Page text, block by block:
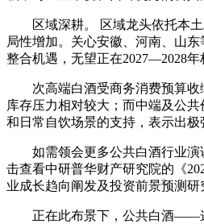
区域深耕。 区域龙头依托本土
局性增加。关心安徽、河南、山
整合机遇，无望正在2027—2028年
次高端白酒受商务消费预算收
库存压力相对较大；而中端及公
和日常自饮场景的支持，表示出极
如需领会更多公共白酒行业演
击查看中研普华财产研究院的《
业成长趋向阐发及投资前景预测研
正在此布景下，公共白酒——